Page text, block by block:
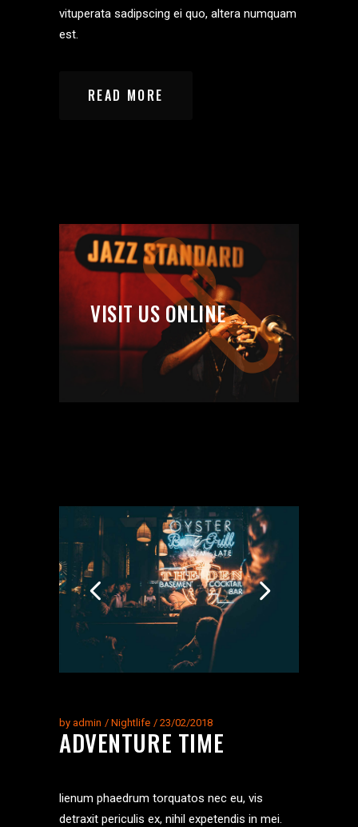
vituperata sadipscing ei quo, altera numquam
est.
READ MORE
VISIT US ONLINE
by admin Nightlife 23/02/2018
ADVENTURE TIME
lienum phaedrum torquatos nec eu, vis
detraxit periculis ex, nihil expetendis in mei.